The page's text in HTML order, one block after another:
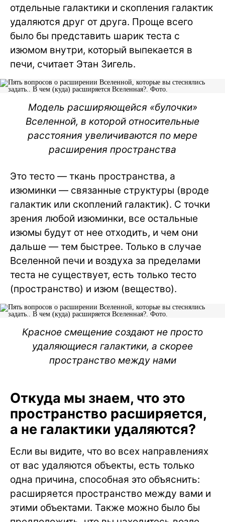
отдельные галактики и скопления галактик
удаляются друг от друга. Проще всего
было бы представить шарик теста с
изюмом внутри, который выпекается в
печи, считает Этан Зигель.
Модель расширяющейся «булочки»
Вселенной, в которой относительные
расстояния увеличиваются по мере
расширения пространства
Это тесто — ткань пространства, а
изюминки — связанные структуры (вроде
галактик или скоплений галактик). С точки
зрения любой изюминки, все остальные
изюмы будут от нее отходить, и чем они
дальше — тем быстрее. Только в случае
Вселенной печи и воздуха за пределами
теста не существует, есть только тесто
(пространство) и изюм (вещество).
Красное смещение создают не просто
удаляющиеся галактики, а скорее
пространство между нами
Откуда мы знаем, что это
пространство расширяется,
а не галактики удаляются?
Если вы видите, что во всех направлениях
от вас удаляются объекты, есть только
одна причина, способная это объяснить:
расширяется пространство между вами и
этими объектами. Также можно было бы